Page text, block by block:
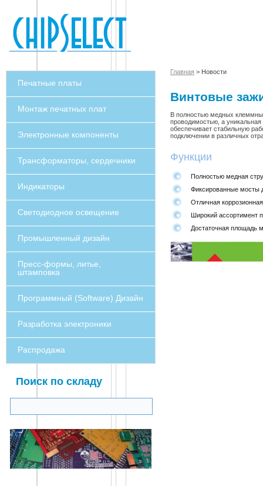
Печатные платы
Монтаж печатных плат
Электронные компоненты
Трансформаторы, сердечники
Индикаторы
Светодиодное освещение
Промышленный дизайн
Пресс-формы, литье,
штамповка
Программный (Software) Дизайн
Разработка электроники
Распродажа
Поиск по складу
Главная > Новости
Винтовые
В полностью медных
проводимостью, а уникальная
обеспечивает стабильную
подключении в различных
Функции
Полностью медная
Фиксированные мосты
Отличная
Широкий ассортимент
Достаточная площадь